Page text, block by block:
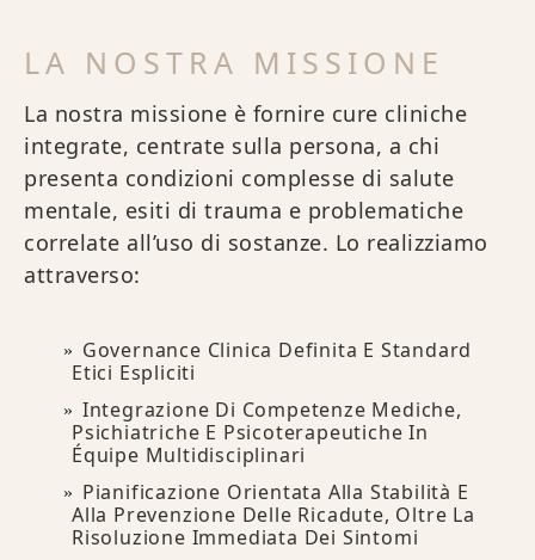
LA NOSTRA MISSIONE
La nostra missione è fornire cure cliniche
integrate, centrate sulla persona, a chi
presenta condizioni complesse di salute
mentale, esiti di trauma e problematiche
correlate all’uso di sostanze. Lo realizziamo
attraverso:
Governance Clinica Definita E Standard
Etici Espliciti
Integrazione Di Competenze Mediche,
Psichiatriche E Psicoterapeutiche In
Équipe Multidisciplinari
Pianificazione Orientata Alla Stabilità E
Alla Prevenzione Delle Ricadute, Oltre La
Risoluzione Immediata Dei Sintomi